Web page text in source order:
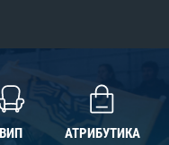
ВИП АТРИБУТИКА